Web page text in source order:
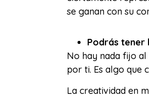
se ganan con su
Podrás tener
No hay nada fijo al
por ti. Es algo que
La creatividad en